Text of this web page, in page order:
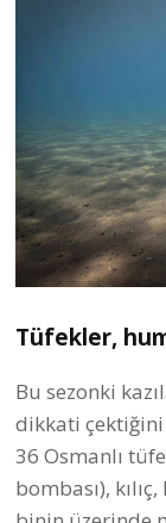
Tüfekler,
Bu sezonki
dikkati
36 Osmanlı
bombası),